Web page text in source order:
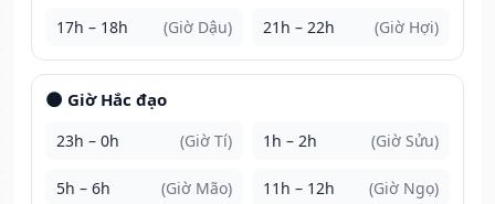
17h – 18h (Giờ Dậu) 21h – 22h (Giờ Hợi)
🌑 Giờ Hắc đạo
23h – 0h (Giờ Tí) 1h – 2h (Giờ Sửu)
5h – 6h (Giờ Mão) 11h – 12h (Giờ Ngọ)